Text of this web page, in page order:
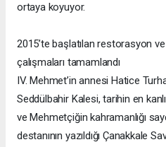
ortaya koyuyor.
2015’te başlatılan restorasyon
çalışmaları tamamlandı
IV. Mehmet’in annesi Hatice
Seddülbahir Kalesi, tarihin en
ve Mehmetçiğin kahramanlığı
destanının yazıldığı Çanakkale